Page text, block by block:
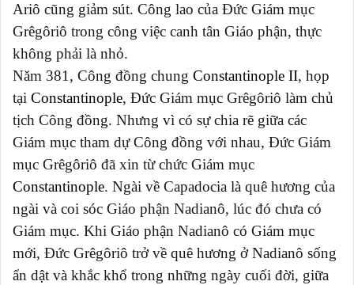
Ariô cũng giảm sút. Công lao của Đức Giám mục
Grêgôriô trong công việc canh tân Giáo phận, thực
không phải là nhỏ.
Năm 381, Công đồng chung Constantinople II, họp
tại Constantinople, Đức Giám mục Grêgôriô làm chủ
tịch Công đồng. Nhưng vì có sự chia rẽ giữa các
Giám mục tham dự Công đồng với nhau, Đức Giám
mục Grêgôriô đã xin từ chức Giám mục
Constantinople. Ngài về Capadocia là quê hương của
ngài và coi sóc Giáo phận Nadianô, lúc đó chưa có
Giám mục. Khi Giáo phận Nadianô có Giám mục
mới, Đức Grêgôriô trở về quê hương ở Nadianô sống
ẩn dật và khắc khổ trong những ngày cuối đời, giữa